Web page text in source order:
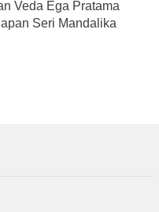
Veda Ega Pratama
Seri Mandalika